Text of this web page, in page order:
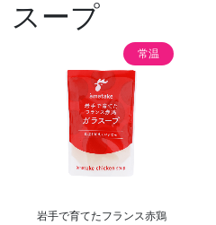
スープ
常温
岩手で育てたフランス赤鶏